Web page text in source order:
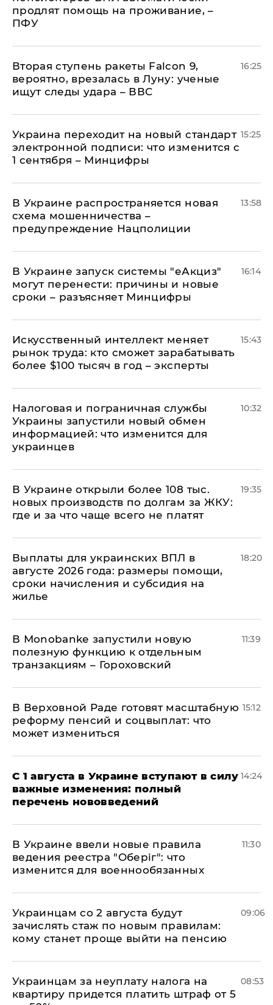
продлят помощь на проживание, –
ПФУ
Вторая ступень ракеты Falcon 9,
вероятно, врезалась в Луну: ученые
ищут следы удара – ВВС
16:25
Украина переходит на новый стандарт
электронной подписи: что изменится с
1 сентября – Минцифры
15:25
В Украине распространяется новая
схема мошенничества –
предупреждение Нацполиции
13:58
В Украине запуск системы "еАкциз"
могут перенести: причины и новые
сроки – разъясняет Минцифры
16:14
Искусственный интеллект меняет
рынок труда: кто сможет зарабатывать
более $100 тысяч в год – эксперты
15:43
Налоговая и пограничная службы
Украины запустили новый обмен
информацией: что изменится для
украинцев
10:32
В Украине открыли более 108 тыс.
новых производств по долгам за ЖКУ:
где и за что чаще всего не платят
19:35
Выплаты для украинских ВПЛ в
августе 2026 года: размеры помощи,
сроки начисления и субсидия на
жилье
18:20
В Мonobankе запустили новую
полезную функцию к отдельным
транзакциям – Гороховский
11:39
В Верховной Раде готовят масштабную
реформу пенсий и соцвыплат: что
может измениться
15:12
С 1 августа в Украине вступают в силу
важные изменения: полный
перечень нововведений
14:24
В Украине ввели новые правила
ведения реестра "Оберіг": что
изменится для военнообязанных
11:30
Украинцам со 2 августа будут
зачислять стаж по новым правилам:
кому станет проще выйти на пенсию
09:06
Украинцам за неуплату налога на
квартиру придется платить штраф от 5
08:53